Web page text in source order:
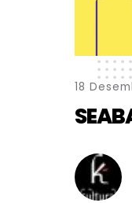
18 Desem
SEAB